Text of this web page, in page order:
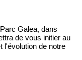
Galea, dans
de vous initier au
l'évolution de notre